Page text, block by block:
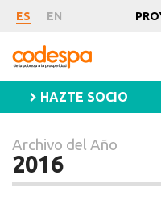
Archivo
Año
2016
ES EN
CODESPA
HAZTE SOCIO
Archivo del Año
2016